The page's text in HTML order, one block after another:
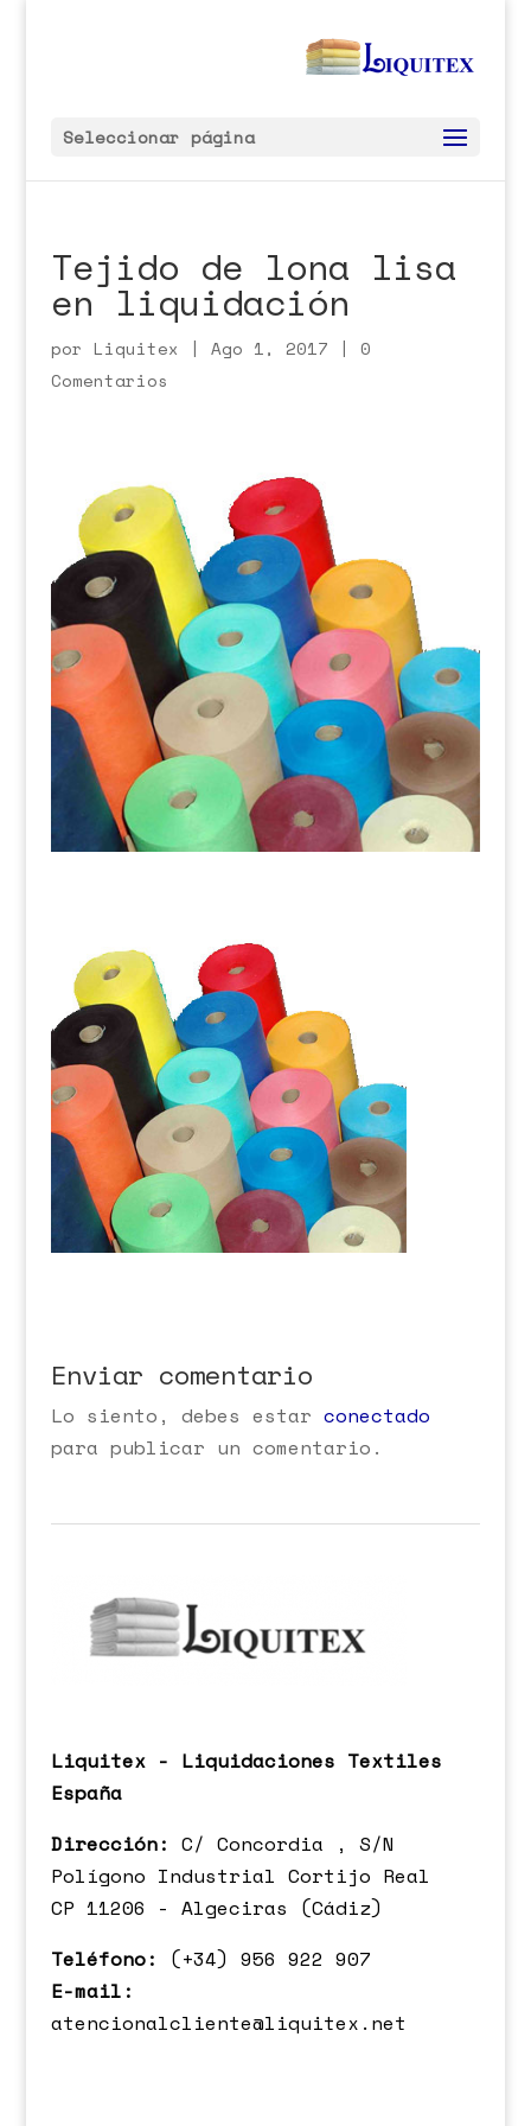
Seleccionar página
Tejido de lona lisa
en liquidación
por Liquitex | Ago 1, 2017 | 0
Comentarios
Enviar comentario
Lo siento, debes estar conectado
para publicar un comentario.
Liquitex - Liquidaciones Textiles
España
Dirección: C/ Concordia , S/N
Polígono Industrial Cortijo Real
CP 11206 - Algeciras (Cádiz)
Teléfono:
(+34) 956 922 907
E-mail:
atencionalcliente@liquitex.net